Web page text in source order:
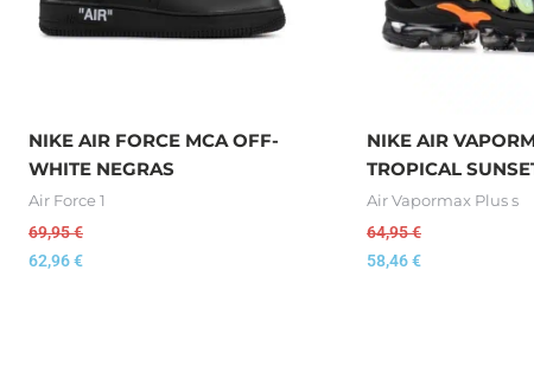
NIKE AIR FORCE MCA OFF-
WHITE NEGRAS
Air Force 1
69,95€
62,96€
NIKE AIR
TROPICAL
Air Vapormax Plus s
64,95€
58,46€